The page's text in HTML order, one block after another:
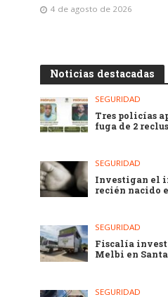
4 de agosto de 2026
Noticias destacadas
SEGURIDAD
Tres policías
fuga de 2
SEGURIDAD
Investigan el
recién nacido
SEGURIDAD
Fiscalía
Melbi en
SEGURIDAD